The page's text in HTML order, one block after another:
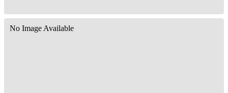
No Image Available